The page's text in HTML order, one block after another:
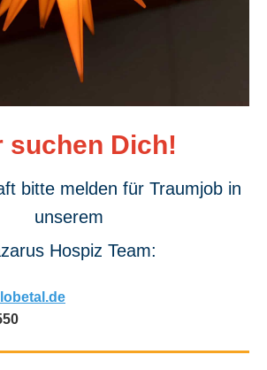
suchen Dich!
bitte melden für Traumjob in
unserem
Hospiz Team: